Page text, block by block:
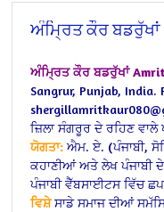
ਅੰਮ੍ਰਿਤ ਕੌਰ ਬਡਰੁੱਖਾਂ
ਅੰਮ੍ਰਿਤ ਕੌਰ ਬਡਰੁੱਖਾਂ
Sangrur, Punjab, India.
ਜ਼ਿਲਾ ਸੰਗਰੂਰ ਦੇ ਰਹਿਣ ਵਾਲੇ
ਯੋਗਤਾ: ਐਮ. ਏ. (ਪੰਜਾਬੀ,
ਕਹਾਣੀਆਂ ਅਤੇ ਲੇਖ ਪੰਜਾਬੀ
ਪੰਜਾਬੀ ਵੈੱਬਸਾਈਟਸ ਵਿੱਚ
ਵਿਸ਼ੇਸਾਡੇ ਸਮਾਜ ਦੀਆਂ